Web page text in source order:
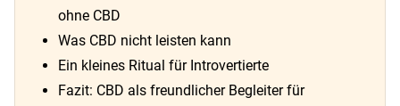
ohne CBD
Was CBD nicht leisten kann
Ein kleines Ritual für Introvertierte
Fazit: CBD als freundlicher Begleiter für